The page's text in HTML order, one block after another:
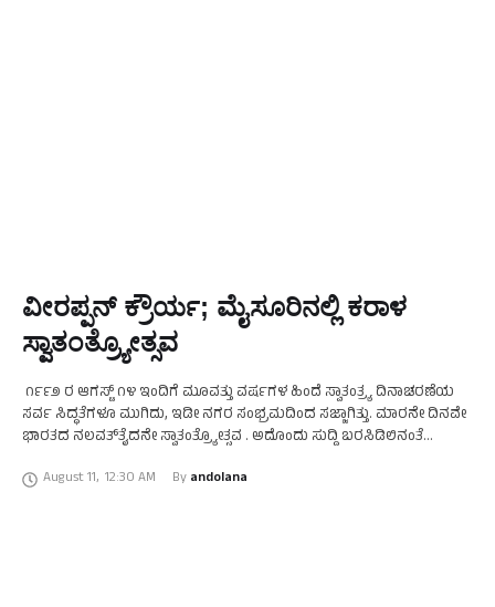
ವೀರಪ್ಪನ್ ಕ್ರೌರ್ಯ; ಮೈಸೂರಿನಲ್ಲಿ ಕರಾಳ
ಸ್ವಾತಂತ್ರ್ಯೋತ್ಸವ
೧೯೯೨ ರ ಆಗಸ್ಟ್ ೧೪ ಇಂದಿಗೆ ಮೂವತ್ತು ವರ್ಷಗಳ ಹಿಂದೆ ಸ್ವಾತಂತ್ರ್ಯ ದಿನಾಚರಣೆಯ
ಸರ್ವ ಸಿದ್ಧತೆಗಳೂ ಮುಗಿದು, ಇಡೀ ನಗರ ಸಂಭ್ರಮದಿಂದ ಸಜ್ಜಾಗಿತ್ತು. ಮಾರನೇ ದಿನವೇ
ಭಾರತದ ನಲವತ್‌ತೈದನೇ ಸ್ವಾತಂತ್ರ್ಯೋತ್ಸವ . ಅದೊಂದು ಸುದ್ದಿ ಬರಸಿಡಿಲಿನಂತೆ
August 11, 12:30 AM By andolana